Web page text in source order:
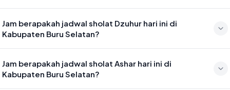
05:22
Jam berapakah jadwal sholat Dzuhur hari ini di
Kabupaten Buru Selatan?
12:42
Jam berapakah jadwal sholat Ashar hari ini di
Kabupaten Buru Selatan?